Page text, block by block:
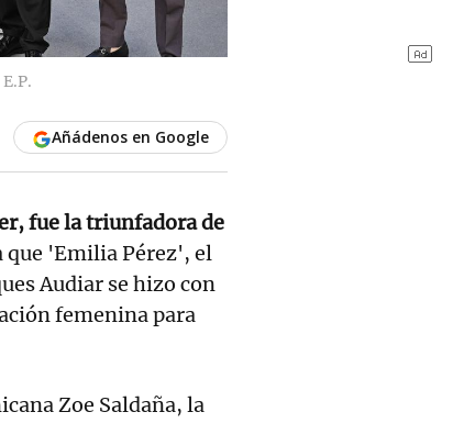
E.P.
Añádenos en Google
fue la triunfadora de
que 'Emilia Pérez', el
Audiar se hizo con
femenina para
Zoe Saldaña, la